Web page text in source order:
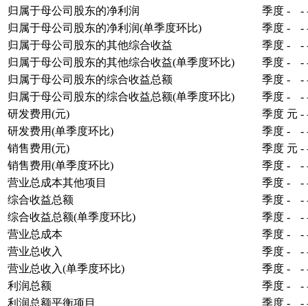
归属于母公司股东的净利润
季度 - -
归属于母公司股东的净利润(单季度环比)
季度 - -
归属于母公司股东的其他综合收益
季度 - -
归属于母公司股东的其他综合收益(单季度环比)
季度 - -
归属于母公司股东的综合收益总额
季度 - -
归属于母公司股东的综合收益总额(单季度环比)
季度 - -
研发费用(元)
季度 元 -
研发费用(单季度环比)
季度 - -
销售费用(元)
季度 元 -
销售费用(单季度环比)
季度 - -
营业总成本其他项目
季度 - -
综合收益总额
季度 - -
综合收益总额(单季度环比)
季度 - -
营业总成本
季度 - -
营业总收入
季度 - -
营业总收入(单季度环比)
季度 - -
利润总额
季度 - -
利润总额平衡项目
季度 - -